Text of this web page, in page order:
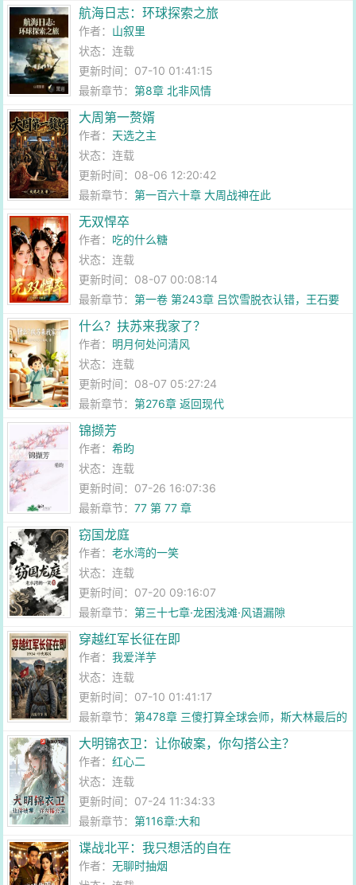
航海日志：环球探索之旅
作者： 山叙里
状态：连载
更新时间：07-10 01:41:15
最新章节：第8章 北非风情
大周第一赘婿
作者： 天选之主
状态：连载
更新时间：08-06 12:20:42
最新章节：第一百六十章 大周战神在此
无双悍卒
作者： 吃的什么糖
状态：连载
更新时间：08-07 00:08:14
最新章节：第一卷 第243章 吕饮雪脱衣认错，王石要
回京了！
什么？扶苏来我家了？
作者： 明月何处问清风
状态：连载
更新时间：08-07 05:27:24
最新章节：第276章 返回现代
锦撷芳
作者：希昀
状态：连载
更新时间：07-26 16:07:36
最新章节：77 第 77 章
窃国龙庭
作者：老水湾的一笑
状态：连载
更新时间：07-20 09:16:07
最新章节：第三十七章·龙困浅滩·风语漏隙
穿越红军长征在即
作者：我爱洋芋
状态：连载
更新时间：07-10 01:41:17
最新章节：第478章 三傻打算全球会师，斯大林最后的
底牌！
大明锦衣卫：让你破案，你勾搭公主？
作者：红心二
状态：连载
更新时间：07-24 11:34:33
最新章节：第116章:大和
谍战北平：我只想活的自在
作者：无聊时抽烟